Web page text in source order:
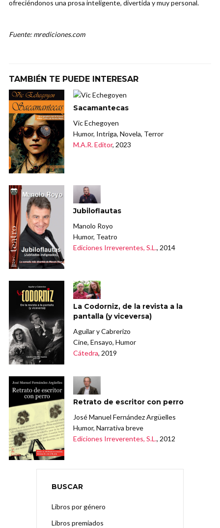
ofreciéndonos una prosa inteligente, divertida y muy personal.
Fuente: mrediciones.com
TAMBIÉN TE PUEDE INTERESAR
Sacamantecas
Vic Echegoyen
Humor, Intriga, Novela, Terror
M.A.R. Editor, 2023
Jubiloflautas
Manolo Royo
Humor, Teatro
Ediciones Irreverentes, S.L., 2014
La Codorniz, de la revista a la
pantalla (y viceversa)
Aguilar y Cabrerizo
Cine, Ensayo, Humor
Cátedra, 2019
Retrato de escritor con perro
José Manuel Fernández Argüelles
Humor, Narrativa breve
Ediciones Irreverentes, S.L., 2012
BUSCAR
Libros por género
Libros premiados